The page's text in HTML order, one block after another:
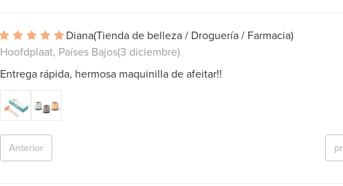
Diana(Tienda de belleza / Droguería / Farmacia)
Hoofdplaat, Países Bajos(3 diciembre)
Entrega rápida, hermosa maquinilla de afeitar!!
Anterior